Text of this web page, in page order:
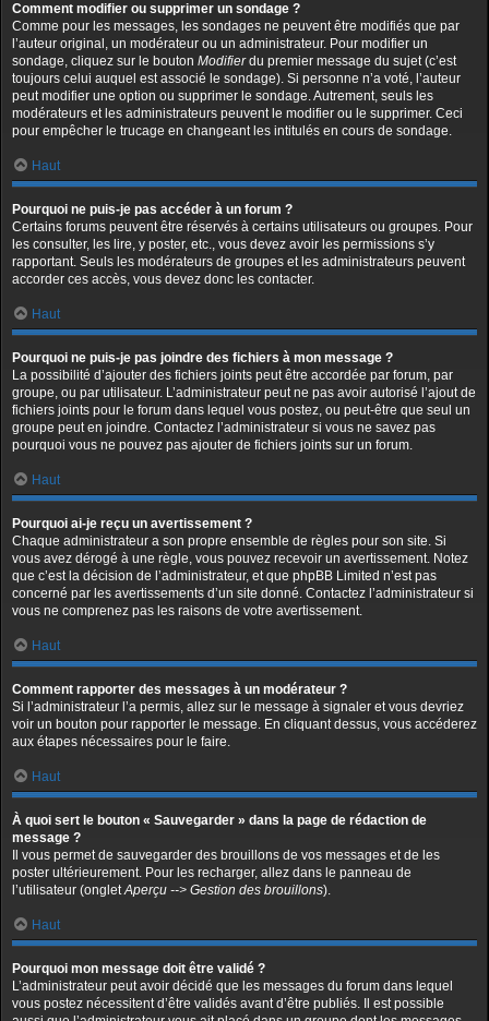
Comment modifier ou supprimer un sondage ?
Comme pour les messages, les sondages ne peuvent être modifiés que par
l’auteur original, un modérateur ou un administrateur. Pour modifier un
sondage, cliquez sur le bouton Modifierdu premier message du sujet (c’est
toujours celui auquel est associé le sondage). Si personne n’a voté, l’auteur
peut modifier une option ou supprimer le sondage. Autrement, seuls les
modérateurs et les administrateurs peuvent le modifier ou le supprimer. Ceci
pour empêcher le trucage en changeant les intitulés en cours de sondage.
Haut
Pourquoi ne puis-je pas accéder à un forum ?
Certains forums peuvent être réservés à certains utilisateurs ou groupes. Pour
les consulter, les lire, y poster, etc., vous devez avoir les permissions s’y
rapportant. Seuls les modérateurs de groupes et les administrateurs peuvent
accorder ces accès, vous devez donc les contacter.
Haut
Pourquoi ne puis-je pas joindre des fichiers à mon message ?
La possibilité d’ajouter des fichiers joints peut être accordée par forum, par
groupe, ou par utilisateur. L’administrateur peut ne pas avoir autorisé l’ajout de
fichiers joints pour le forum dans lequel vous postez, ou peut-être que seul un
groupe peut en joindre. Contactez l’administrateur si vous ne savez pas
pourquoi vous ne pouvez pas ajouter de fichiers joints sur un forum.
Haut
Pourquoi ai-je reçu un avertissement ?
Chaque administrateur a son propre ensemble de règles pour son site. Si
vous avez dérogé à une règle, vous pouvez recevoir un avertissement. Notez
que c’est la décision de l’administrateur, et que phpBB Limited n’est pas
concerné par les avertissements d’un site donné. Contactez l’administrateur si
vous ne comprenez pas les raisons de votre avertissement.
Haut
Comment rapporter des messages à un modérateur ?
Si l’administrateur l’a permis, allez sur le message à signaler et vous devriez
voir un bouton pour rapporter le message. En cliquant dessus, vous accéderez
aux étapes nécessaires pour le faire.
Haut
À quoi sert le bouton « Sauvegarder » dans la page de rédaction de
message ?
Il vous permet de sauvegarder des brouillons de vos messages et de les
poster ultérieurement. Pour les recharger, allez dans le panneau de
l’utilisateur (ongletAperçu --> Gestion des brouillons).
Haut
Pourquoi mon message doit être validé ?
L’administrateur peut avoir décidé que les messages du forum dans lequel
vous postez nécessitent d’être validés avant d’être publiés. Il est possible